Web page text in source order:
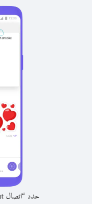
حدد “اتصال Viber Out” من عنوان المحادثة